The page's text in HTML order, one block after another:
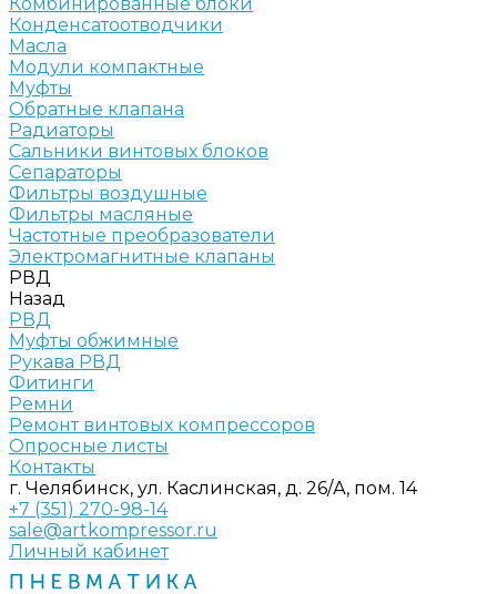
Конденсатоотводчики
Масла
Модули компактные
Муфты
Обратные клапана
Радиаторы
Сальники винтовых блоков
Сепараторы
Фильтры воздушные
Фильтры масляные
Частотные преобразователи
Электромагнитные клапаны
РВД
Назад
РВД
Муфты обжимные
Рукава РВД
Фитинги
Ремни
Ремонт винтовых компрессоров
Опросные листы
Контакты
г. Челябинск, ул. Каслинская, д. 26/А, пом. 14
+7 (351) 270-98-14
sale@artkompressor.ru
Личный кабинет